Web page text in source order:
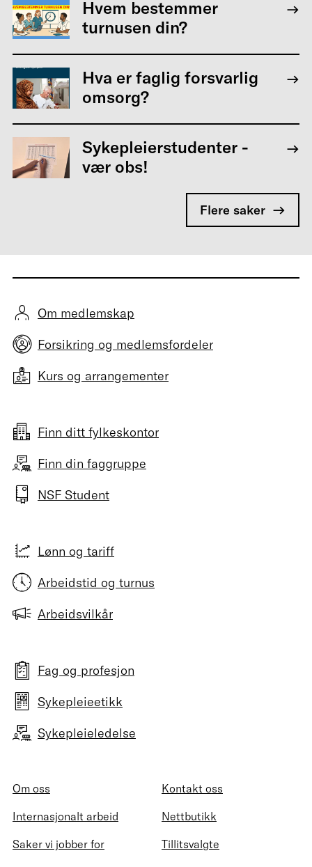
Hvem bestemmer
turnusen din?
Hva er faglig forsvarlig
omsorg?
Sykepleierstudenter -
vær obs!
Flere saker
Om medlemskap
Forsikring og medlemsfordeler
Kurs og arrangementer
Finn ditt fylkeskontor
Finn din faggruppe
NSF Student
Lønn og tariff
Arbeidstid og turnus
Arbeidsvilkår
Fag og profesjon
Sykepleieetikk
Sykepleieledelse
Om oss
Kontakt oss
Internasjonalt arbeid
Nettbutikk
Saker vi jobber for
Tillitsvalgte